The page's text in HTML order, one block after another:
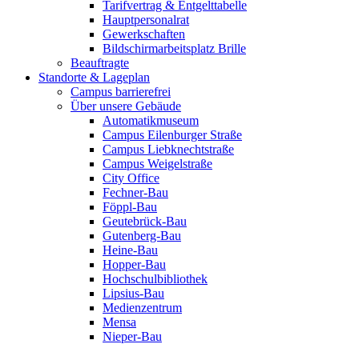
Tarifvertrag & Entgelttabelle
Hauptpersonalrat
Gewerkschaften
Bildschirmarbeitsplatz Brille
Beauftragte
Standorte & Lageplan
Campus barrierefrei
Über unsere Gebäude
Automatikmuseum
Campus Eilenburger Straße
Campus Liebknechtstraße
Campus Weigelstraße
City Office
Fechner-Bau
Föppl-Bau
Geutebrück-Bau
Gutenberg-Bau
Heine-Bau
Hopper-Bau
Hochschulbibliothek
Lipsius-Bau
Medienzentrum
Mensa
Nieper-Bau